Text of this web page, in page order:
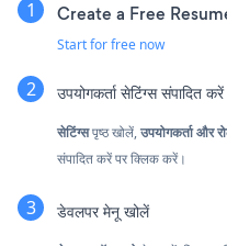
Create a Free
Start for free now
उपयोगकर्ता सेटिंग्स संपादित करें
सेटिंग्सपृष्ठ खोलें,उपयोगकर्ता और
संपादित करें पर क्लिक करें।
डेवलपर मेनू खोलें